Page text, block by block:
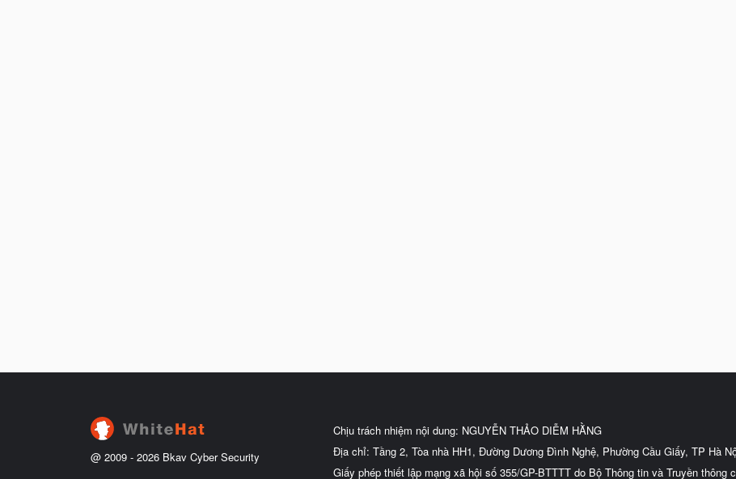
@ 2009 - 2026 Bkav Cyber Security
Chịu trách nhiệm nội dung: NGUYỄN THẢO DIỄM HẰNG
Địa chỉ: Tầng 2, Tòa nhà HH1, Đường Dương Đình Nghệ, Phường Cầu Giấy, TP Hà
Giấy phép thiết lập mạng xã hội số 355/GP-BTTTT do Bộ Thông tin và Truyền thông